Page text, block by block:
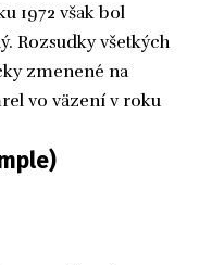
1972 však bol
Rozsudky všetkých
zmenené na
vo väzení v roku